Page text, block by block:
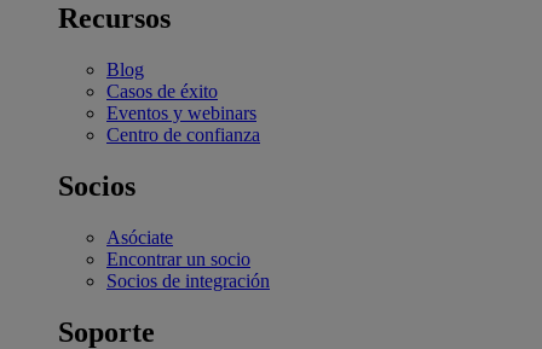
Recursos
Blog
Casos de éxito
Eventos y webinars
Centro de confianza
Socios
Asóciate
Encontrar un socio
Socios de integración
Soporte